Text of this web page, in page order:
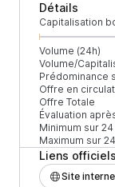
Détails
Capitalisation
Volume (24h)
Volume/
Prédominance
Offre en
Offre Totale
Évaluation
Minimum sur 24
Maximum sur
Liens officiels
Site